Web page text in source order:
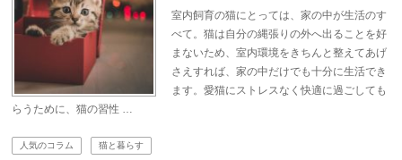
室内飼育の猫にとっては、家の中が生活のす
べて。猫は自分の縄張りの外へ出ることを好
まないため、室内環境をきちんと整えてあげ
さえすれば、家の中だけでも十分に生活でき
ます。愛猫にストレスなく快適に過ごしても
らうために、猫の習性 …
人気のコラム 猫と暮らす